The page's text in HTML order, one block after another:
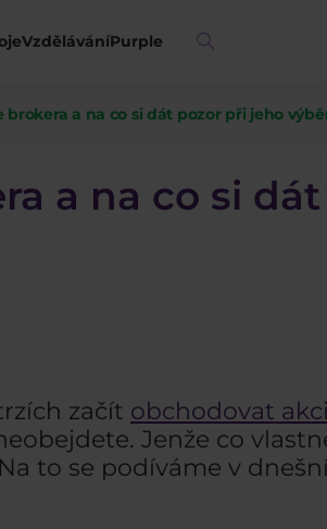
VzděláváníPurple
brokera a na co si dát pozor při jeho
a na co si
začít obchodovat
Jenže co
to se podíváme v